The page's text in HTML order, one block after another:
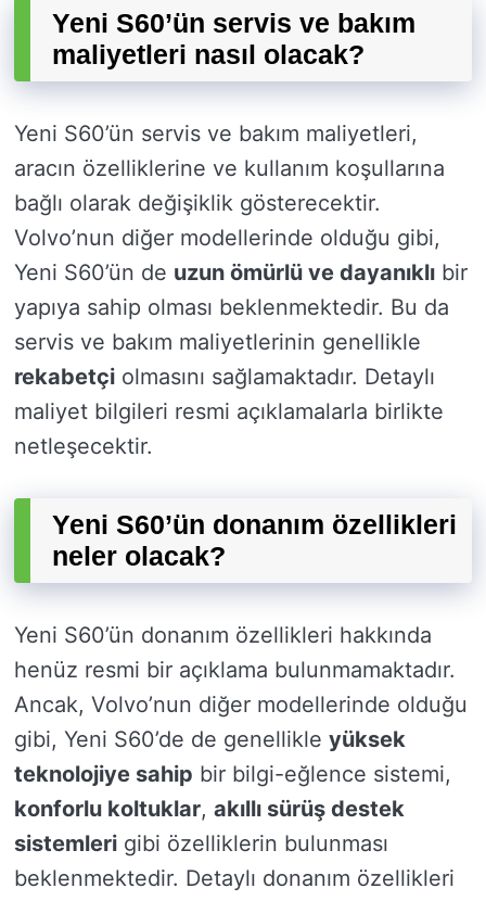
Yeni S60’ün servis ve bakım
maliyetleri nasıl olacak?
Yeni S60’ün servis ve bakım maliyetleri,
aracın özelliklerine ve kullanım koşullarına
bağlı olarak değişiklik gösterecektir.
Volvo’nun diğer modellerinde olduğu gibi,
Yeni S60’ün de uzun ömürlü ve dayanıklı bir
yapıya sahip olması beklenmektedir. Bu da
servis ve bakım maliyetlerinin genellikle
rekabetçi olmasını sağlamaktadır. Detaylı
maliyet bilgileri resmi açıklamalarla birlikte
netleşecektir.
Yeni S60’ün donanım özellikleri
neler olacak?
Yeni S60’ün donanım özellikleri hakkında
henüz resmi bir açıklama bulunmamaktadır.
Ancak, Volvo’nun diğer modellerinde olduğu
gibi, Yeni S60’de de genellikle yüksek
teknolojiye sahip bir bilgi-eğlence sistemi,
konforlu koltuklar, akıllı sürüş destek
sistemleri gibi özelliklerin bulunması
beklenmektedir. Detaylı donanım özellikleri